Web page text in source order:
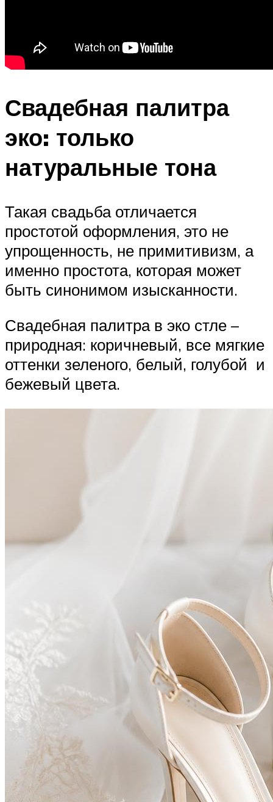
Свадебная палитра
эко: только
натуральные тона
Такая свадьба отличается
простотой оформления, это не
упрощенность, не примитивизм, а
именно простота, которая может
быть синонимом изысканности.
Свадебная палитра в эко стле –
природная: коричневый, все мягкие
оттенки зеленого, белый, голубой и
бежевый цвета.